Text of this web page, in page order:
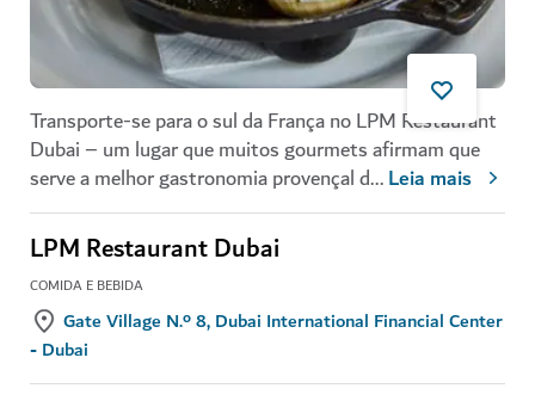
Transporte-se para o sul da França no LPM Restaurant
Dubai – um lugar que muitos gourmets afirmam que
serve a melhor gastronomia provençal d...Leia mais
LPM Restaurant Dubai
COMIDA E BEBIDA
Gate Village N.º 8, Dubai International Financial Center
- Dubai